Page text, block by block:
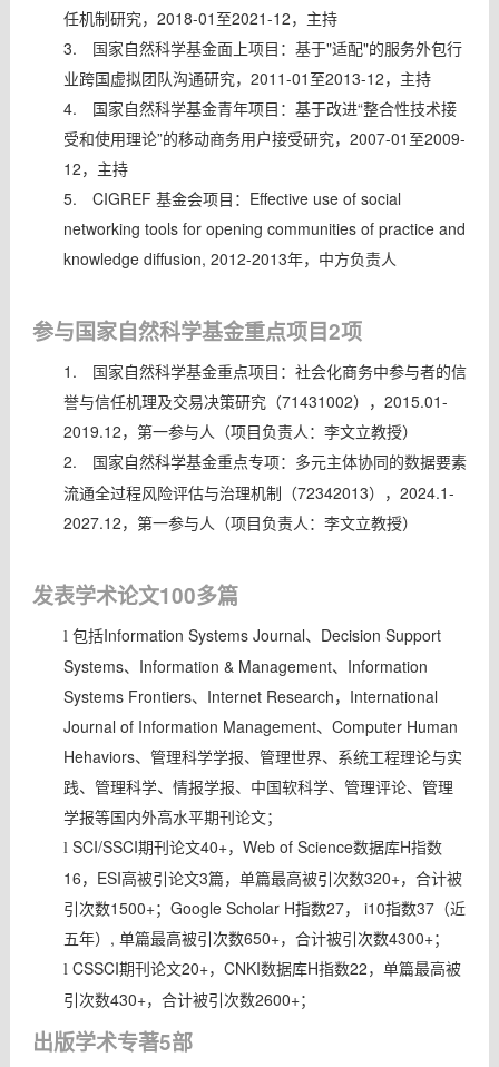
任机制研究，2018-01至2021-12，主持
3.
国家自然科学基金面上项目：基于"适配"的服务外包行
业跨国虚拟团队沟通研究，2011-01至2013-12，主持
4.
国家自然科学基金青年项目：基于改进“整合性技术接
受和使用理论”的移动商务用户接受研究，2007-01至2009-
12，主持
5.
CIGREF 基金会项目：Effective use of social
networking tools for opening communities of practice and
knowledge diffusion, 2012-2013年，中方负责人
参与国家自然科学基金重点项目2项
1.
国家自然科学基金重点项目：社会化商务中参与者的信
誉与信任机理及交易决策研究（71431002），2015.01-
2019.12，第一参与人（项目负责人：李文立教授）
2.
国家自然科学基金重点专项：多元主体协同的数据要素
流通全过程风险评估与治理机制（72342013），2024.1-
2027.12，第一参与人（项目负责人：李文立教授）
发表学术论文100多篇
l 包括Information Systems Journal、Decision Support
Systems、Information & Management、Information
Systems Frontiers、Internet Research，International
Journal of Information Management、Computer Human
Hehaviors、管理科学学报、管理世界、系统工程理论与实
践、管理科学、情报学报、中国软科学、管理评论、管理
学报等国内外高水平期刊论文；
l SCI/SSCI期刊论文40+，Web of Science数据库H指数
16，ESI高被引论文3篇，单篇最高被引次数320+，合计被
引次数1500+；Google Scholar H指数27， i10指数37（近
五年）, 单篇最高被引次数650+，合计被引次数4300+；
l CSSCI期刊论文20+，CNKI数据库H指数22，单篇最高被
引次数430+，合计被引次数2600+；
出版学术专著5部